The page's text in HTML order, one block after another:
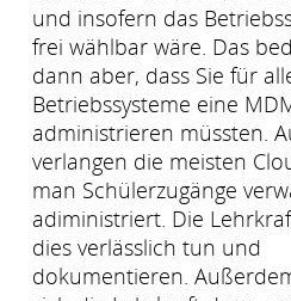
und insofern das
frei wählbar wäre. Das
dann aber, dass Sie für
Betriebssysteme eine
administrieren müssten.
verlangen die meisten
man Schülerzugänge
adiministriert. Die
dies verlässlich tun und
dokumentieren.